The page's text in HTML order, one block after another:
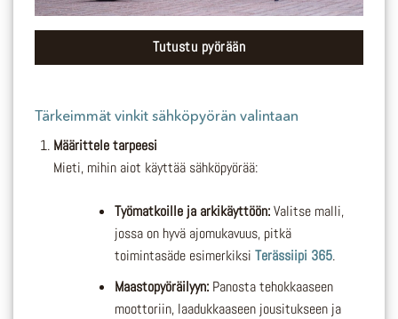
Tutustu pyörään
Tärkeimmät vinkit sähköpyörän valintaan
Määrittele tarpeesi
Mieti, mihin aiot käyttää sähköpyörää:
Työmatkoille ja arkikäyttöön:Valitse malli,
jossa on hyvä ajomukavuus, pitkä
toimintasäde esimerkiksi Terässiipi 365.
Maastopyöräilyyn:Panosta tehokkaaseen
moottoriin, laadukkaaseen jousitukseen ja